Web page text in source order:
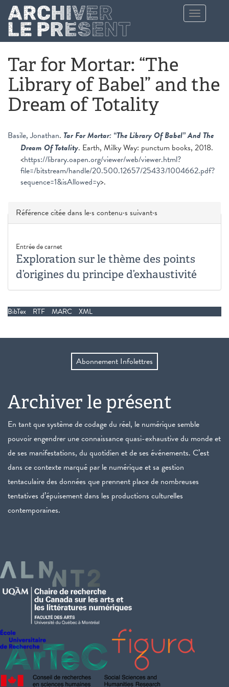
Aller au contenu principal
Toggle
navigation
Tar for Mortar: “The
Library of Babel” and the
Dream of Totality
Basile, Jonathan. Tar For Mortar: “The Library Of Babel” And The
Dream Of Totality. Earth, Milky Way: punctum books, 2018.
<https://library.oapen.org/viewer/web/viewer.html?
file=/bitstream/handle/20.500.12657/25433/1004662.pdf?
sequence=1&isAllowed=y>.
Masquer
Référence citée dans le·s contenu·s suivant·s
Entrée de carnet
Exploration sur le thème des points
d’origines du principe d’exhaustivité
BibTex RTF MARC XML
Abonnement Infolettres
Archiver le présent
En tant que système de codage du réel, le numérique semble
pouvoir engendrer une connaissance quasi-exhaustive du monde et
de ses manifestations, du quotidien et de ses événements. C’est
dans ce contexte marqué par le numérique et sa gestion
tentaculaire des données que prennent place de nombreuses
tentatives d’épuisement dans les productions culturelles
contemporaines.